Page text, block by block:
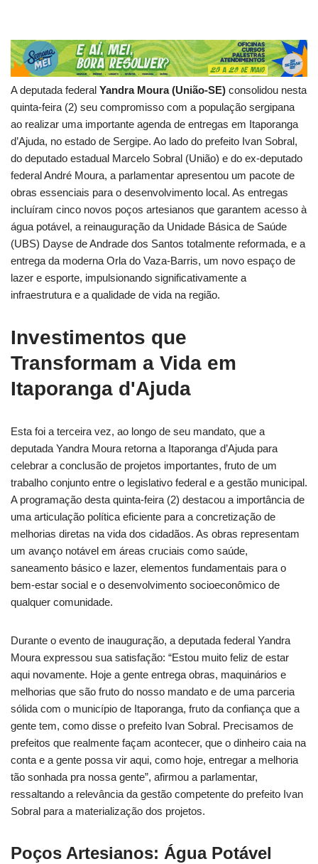
A deputada federal Yandra Moura (União-SE) consolidou nesta
quinta-feira (2) seu compromisso com a população sergipana
ao realizar uma importante agenda de entregas em Itaporanga
d’Ajuda, no estado de Sergipe. Ao lado do prefeito Ivan Sobral,
do deputado estadual Marcelo Sobral (União) e do ex-deputado
federal André Moura, a parlamentar apresentou um pacote de
obras essenciais para o desenvolvimento local. As entregas
incluíram cinco novos poços artesianos que garantem acesso à
água potável, a reinauguração da Unidade Básica de Saúde
(UBS) Dayse de Andrade dos Santos totalmente reformada, e a
entrega da moderna Orla do Vaza-Barris, um novo espaço de
lazer e esporte, impulsionando significativamente a
infraestrutura e a qualidade de vida na região.
Investimentos que
Transformam a Vida em
Itaporanga d'Ajuda
Esta foi a terceira vez, ao longo de seu mandato, que a
deputada Yandra Moura retorna a Itaporanga d’Ajuda para
celebrar a conclusão de projetos importantes, fruto de um
trabalho conjunto entre o legislativo federal e a gestão municipal.
A programação desta quinta-feira (2) destacou a importância de
uma articulação política eficiente para a concretização de
melhorias diretas na vida dos cidadãos. As obras representam
um avanço notável em áreas cruciais como saúde,
saneamento básico e lazer, elementos fundamentais para o
bem-estar social e o desenvolvimento socioeconômico de
qualquer comunidade.
Durante o evento de inauguração, a deputada federal Yandra
Moura expressou sua satisfação: “Estou muito feliz de estar
aqui novamente. Hoje a gente entrega obras, maquinários e
melhorias que são fruto do nosso mandato e de uma parceria
sólida com o município de Itaporanga, fruto da confiança que a
gente tem, como disse o prefeito Ivan Sobral. Precisamos de
prefeitos que realmente façam acontecer, que o dinheiro caia na
conta e a gente possa vir aqui, como hoje, entregar a melhoria
tão sonhada pra nossa gente”, afirmou a parlamentar,
ressaltando a relevância da gestão competente do prefeito Ivan
Sobral para a materialização dos projetos.
Poços Artesianos: Água Potável